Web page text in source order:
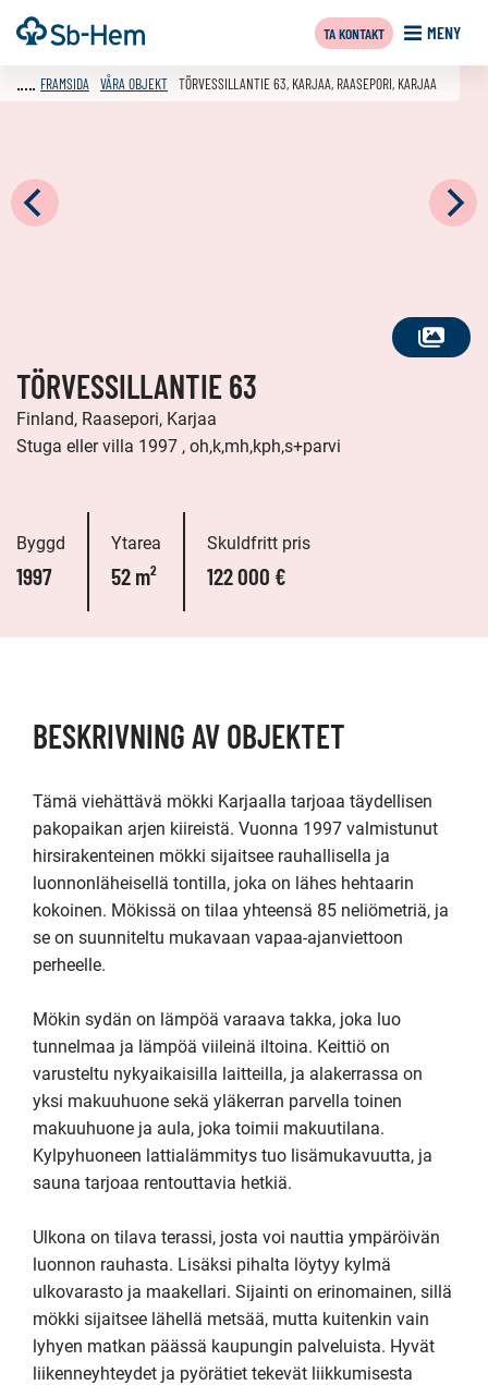
Till
innehållet
Framsida MENY
TA KONTAKT
SE
FRAMSIDA VÅRA OBJEKT TÖRVESSILLANTIE 63, KARJAA, RAASEPORI, KARJAA
TÖRVESSILLANTIE 63
Finland, Raasepori, Karjaa
Stuga eller villa 1997 , oh,k,mh,kph,s+parvi
Byggd
1997
Ytarea
52 m²
Skuldfritt pris
122 000 €
BESKRIVNING AV OBJEKTET
Tämä viehättävä mökki Karjaalla tarjoaa täydellisen
pakopaikan arjen kiireistä. Vuonna 1997 valmistunut
hirsirakenteinen mökki sijaitsee rauhallisella ja
luonnonläheisellä tontilla, joka on lähes hehtaarin
kokoinen. Mökissä on tilaa yhteensä 85 neliömetriä, ja
se on suunniteltu mukavaan vapaa-ajanviettoon
perheelle.
Mökin sydän on lämpöä varaava takka, joka luo
tunnelmaa ja lämpöä viileinä iltoina. Keittiö on
varusteltu nykyaikaisilla laitteilla, ja alakerrassa on
yksi makuuhuone sekä yläkerran parvella toinen
makuuhuone ja aula, joka toimii makuutilana.
Kylpyhuoneen lattialämmitys tuo lisämukavuutta, ja
sauna tarjoaa rentouttavia hetkiä.
Ulkona on tilava terassi, josta voi nauttia ympäröivän
luonnon rauhasta. Lisäksi pihalta löytyy kylmä
ulkovarasto ja maakellari. Sijainti on erinomainen, sillä
mökki sijaitsee lähellä metsää, mutta kuitenkin vain
lyhyen matkan päässä kaupungin palveluista. Hyvät
liikenneyhteydet ja pyörätiet tekevät liikkumisesta